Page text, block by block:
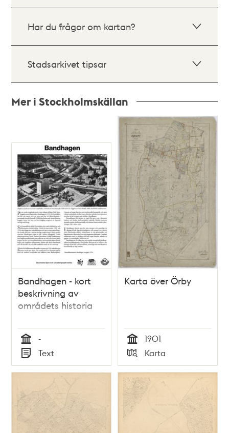
Har du frågor om kartan?
Stadsarkivet tipsar
Mer i Stockholmskällan
och
teman
Bandhagen - kort
beskrivning av
områdets historia
Tid
-
Typ
Text
Karta över Örby
Tid
1901
Typ
Karta